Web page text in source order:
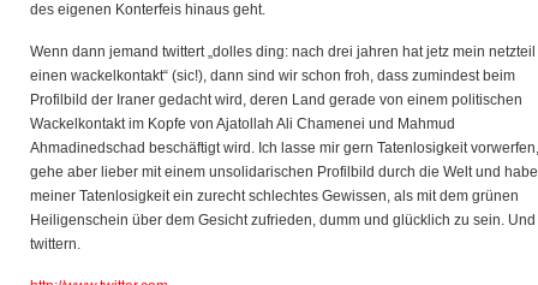
des eigenen Konterfeis hinaus geht.
Wenn dann jemand twittert „dolles ding: nach drei jahren hat jetz mein netzteil
einen wackelkontakt“ (sic!), dann sind wir schon froh, dass zumindest beim
Profilbild der Iraner gedacht wird, deren Land gerade von einem politischen
Wackelkontakt im Kopfe von Ajatollah Ali Chamenei und Mahmud
Ahmadinedschad beschäftigt wird. Ich lasse mir gern Tatenlosigkeit vorwerfen,
gehe aber lieber mit einem unsolidarischen Profilbild durch die Welt und
meiner Tatenlosigkeit ein zurecht schlechtes Gewissen, als mit dem grünen
Heiligenschein über dem Gesicht zufrieden, dumm und glücklich zu sein. Und
twittern.